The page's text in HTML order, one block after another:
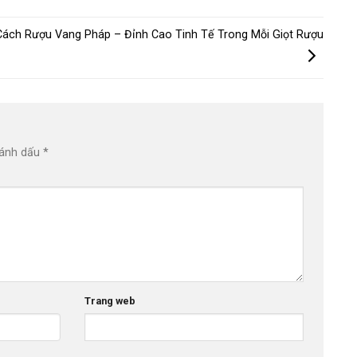
Rượu Vang Pháp – Đỉnh Cao Tinh Tế Trong Mỗi Giọt Rượu
dấu *
Trang web